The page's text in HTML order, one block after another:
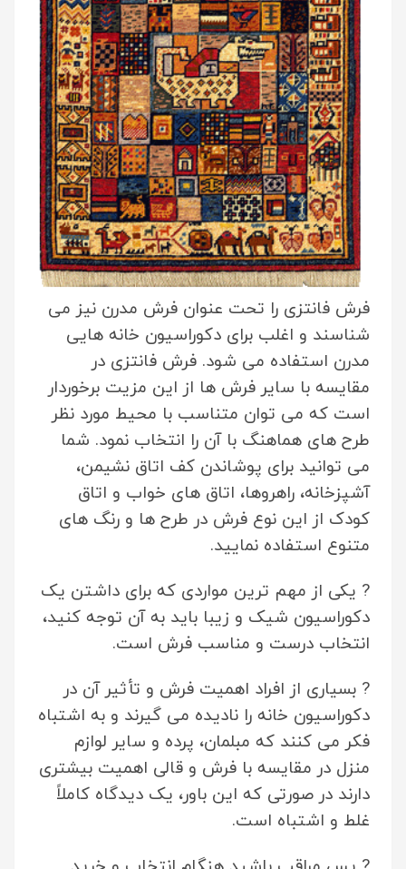
فرش فانتزی را تحت عنوان فرش مدرن نیز می
شناسند و اغلب برای دکوراسیون خانه هایی
مدرن استفاده می شود. فرش فانتزی در
مقایسه با سایر فرش ها از این مزیت برخوردار
است که می توان متناسب با محیط مورد نظر
طرح های هماهنگ با آن را انتخاب نمود. شما
می توانید برای پوشاندن کف اتاق نشیمن،
آشپزخانه، راهروها، اتاق های خواب و اتاق
کودک از این نوع فرش در طرح ها و رنگ های
متنوع استفاده نمایید.
? یکی از مهم ترین مواردی که برای داشتن یک
دکوراسیون شیک و زیبا باید به آن توجه کنید،
انتخاب درست و مناسب فرش است.
? بسیاری از افراد اهمیت فرش و تأثیر آن در
دکوراسیون خانه را نادیده می گیرند و به ‌اشتباه
فکر می کنند که مبلمان، پرده و سایر لوازم
منزل در مقایسه با فرش و قالی اهمیت بیشتری
دارند در صورتی که این باور، یک دیدگاه کاملاً
غلط و اشتباه است.